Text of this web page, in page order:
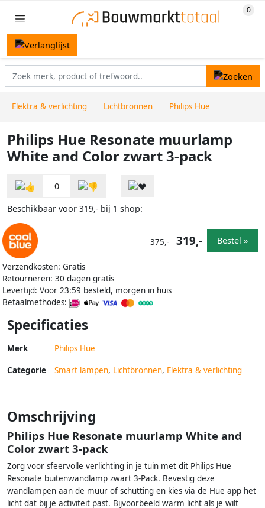
Elektra & verlichting Lichtbronnen Philips Hue
Philips Hue Resonate muurlamp
White and Color zwart 3-pack
0
Beschikbaar voor 319,- bij 1 shop:
Verzendkosten: Gratis
Retourneren: 30 dagen gratis
Levertijd: Voor 23:59 besteld, morgen in huis
Betaalmethodes:
375,- 319,- Bestel »
Specificaties
Merk Philips Hue
Categorie Smart lampen, Lichtbronnen, Elektra & verlichting
Omschrijving
Philips Hue Resonate muurlamp White and
Color zwart 3-pack
Zorg voor sfeervolle verlichting in je tuin met dit Philips Hue
Resonate buitenwandlamp zwart 3-Pack. Bevestig deze
wandlampen aan de muur of schutting en kies via de Hue app het
licht dat bij je activiteit past. Bijvoorbeeld warm licht als je wilt